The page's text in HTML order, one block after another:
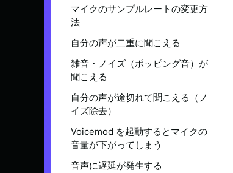
マイクのサンプルレートの変更方
法
自分の声が二重に聞こえる
雑音・ノイズ（ポッピング音）が
聞こえる
自分の声が途切れて聞こえる（ノ
イズ除去）
Voicemod を起動するとマイクの
音量が下がってしまう
音声に遅延が発生する